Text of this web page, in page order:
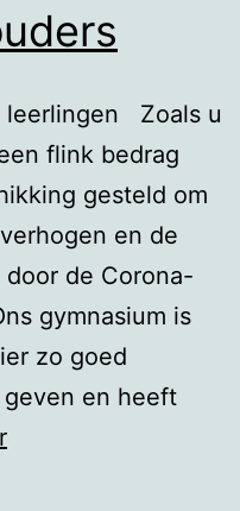
leerlingen Zoals u
flink bedrag
gesteld om
en de
de Corona-
gymnasium is
zo goed
en heeft
Brief